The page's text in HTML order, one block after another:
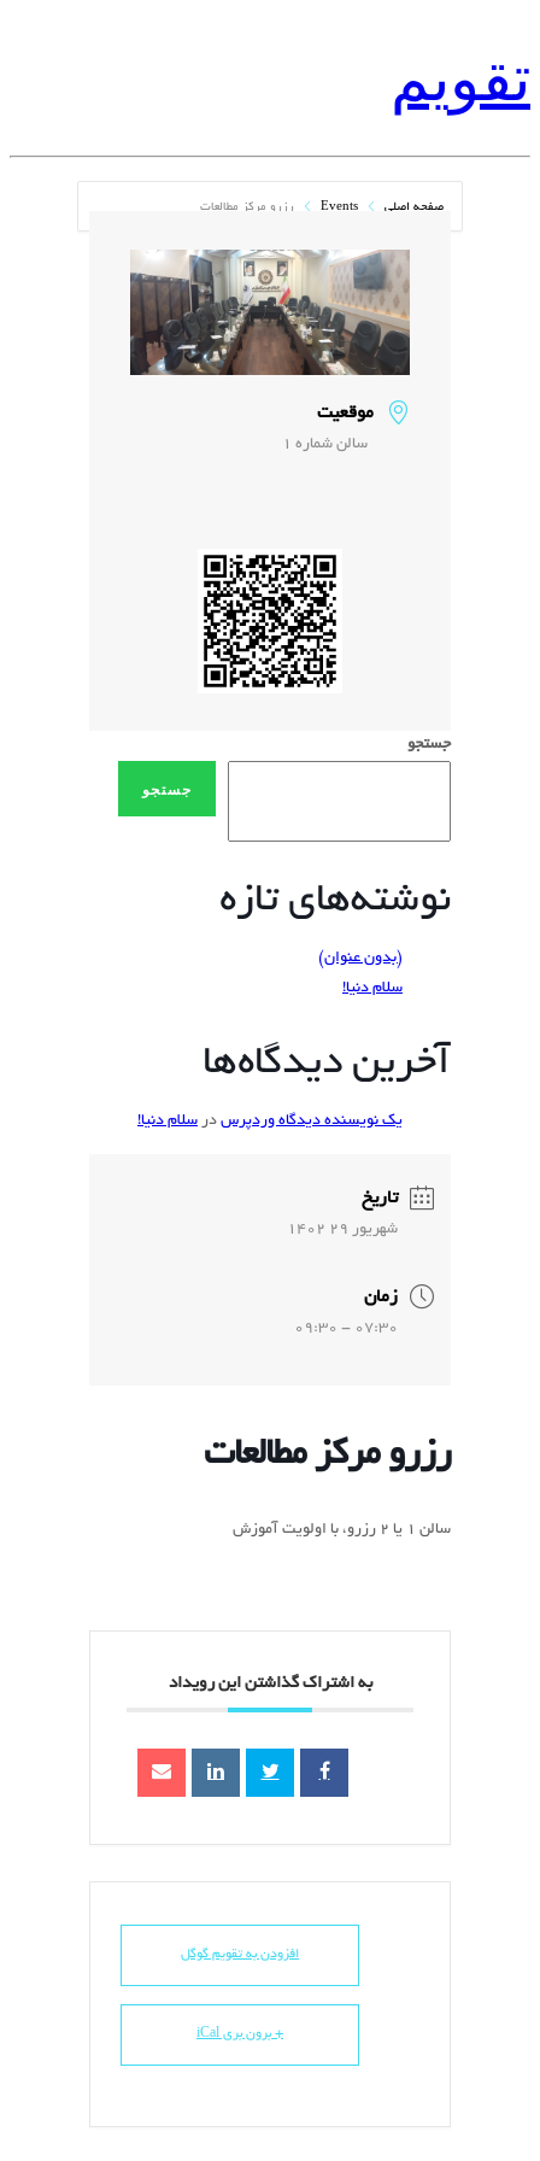
تقویم
صفحه اصلی Events رزرو مرکز مطالعات
موقعیت
سالن شماره 1
جستجو
جستجو
نوشته‌های تازه
(بدون عنوان)
سلام دنیا!
آخرین دیدگاه‌ها
یک نویسنده دیدگاه وردپرس در سلام دنیا!
تاریخ
شهريور 29 1402
زمان
07:30 - 09:30
رزرو مرکز مطالعات
سالن 1 یا 2 رزرو، با اولویت آموزش
به اشتراک گذاشتن این رویداد
افزودن به تقویم گوگل
+ برون بری iCal